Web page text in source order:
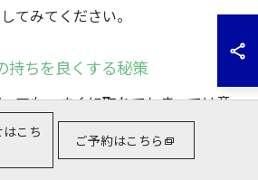
てみてください。
持ちを良くする秘策
マも、すぐに取れてしまっては意
の場合、ピンパーマの持続力を高
かのポイントを押さえることが大
こち
ご予約はこちら